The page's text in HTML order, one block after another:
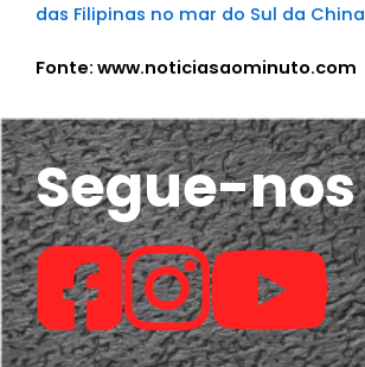
das Filipinas no mar do Sul da China
Fonte: www.noticiasaominuto.com
Segue-nos